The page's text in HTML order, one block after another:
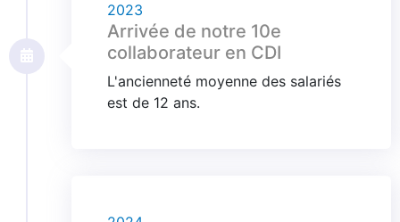
2023
Arrivée de notre 10e
collaborateur en CDI
L'ancienneté moyenne des salariés
est de 12 ans.